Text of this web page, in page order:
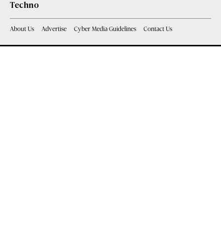
Techno
About Us Advertise Cyber Media Guidelines Contact Us